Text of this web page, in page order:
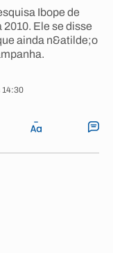
Ibope de
Ele se disse
ainda n&atilde;o
14:30